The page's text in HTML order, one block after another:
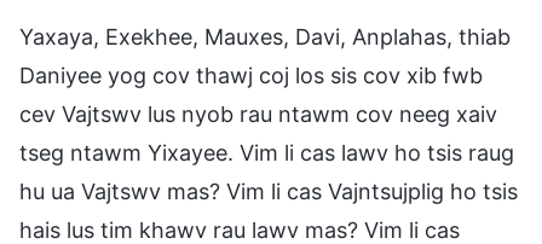
Yaxaya, Exekhee, Mauxes, Davi, Anplahas, thiab
Daniyee yog cov thawj coj los sis cov xib fwb
cev Vajtswv lus nyob rau ntawm cov neeg xaiv
tseg ntawm Yixayee. Vim li cas lawv ho tsis raug
hu ua Vajtswv mas? Vim li cas Vajntsujplig ho tsis
hais lus tim khawv rau lawv mas? Vim li cas